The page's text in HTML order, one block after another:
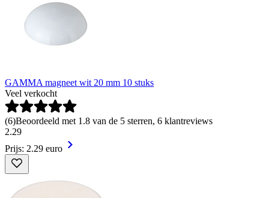
GAMMA magneet wit 20 mm 10 stuks
Veel verkocht
(6)Beoordeeld met 1.8 van de 5 sterren, 6 klantreviews
2.29
Prijs: 2.29 euro